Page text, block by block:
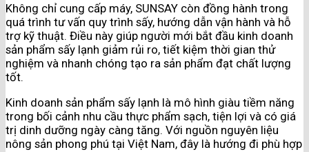
Không chỉ cung cấp máy, SUNSAY còn đồng hành trong
quá trình tư vấn quy trình sấy, hướng dẫn vận hành và hỗ
trợ kỹ thuật. Điều này giúp người mới bắt đầu kinh doanh
sản phẩm sấy lạnh giảm rủi ro, tiết kiệm thời gian thử
nghiệm và nhanh chóng tạo ra sản phẩm đạt chất lượng
tốt.
Kinh doanh sản phẩm sấy lạnh là mô hình giàu tiềm năng
trong bối cảnh nhu cầu thực phẩm sạch, tiện lợi và có giá
trị dinh dưỡng ngày càng tăng. Với nguồn nguyên liệu
nông sản phong phú tại Việt Nam, đây là hướng đi phù hợp